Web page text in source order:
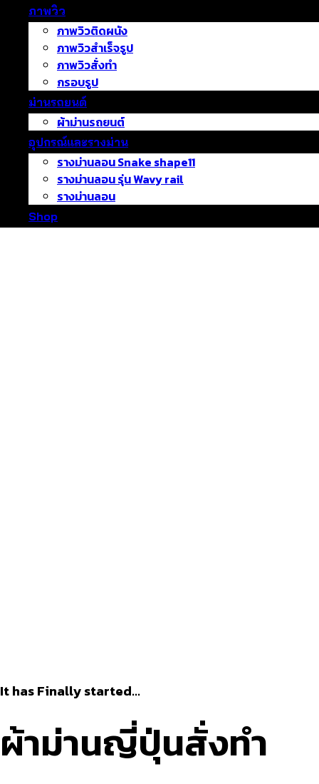
ภาพวิว
ภาพวิวติดผนัง
ภาพวิวสำเร็จรูป
ภาพวิวสั่งทำ
กรอบรูป
ม่านรถยนต์
ผ้าม่านรถยนต์
อุปกรณ์และรางม่าน
รางม่านลอน Snake shape11
รางม่านลอน รุ่น Wavy rail
รางม่านลอน
Shop
It has Finally started…
ผ้าม่านญี่ปุ่นสั่งทำ